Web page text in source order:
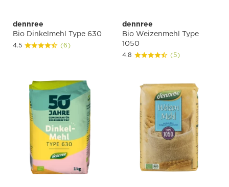
dennree
Bio Dinkelmehl Type 630
4.5 (6)
dennree
Bio Weizenmehl Type
1050
4.8 (5)